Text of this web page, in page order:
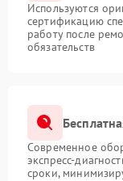
Используются
сертификацию
работу после
обязательств
Современное
экспресс-
сроки,